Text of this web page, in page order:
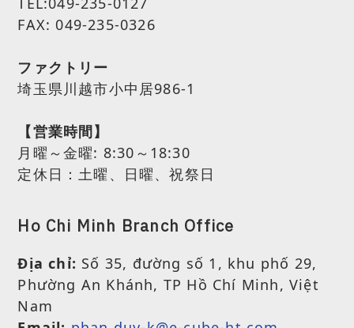
FAX: 049-235-0326
ファクトリー
埼玉県川越市小中居986-1
【営業時間】
月曜～金曜: 8:30～18:30
定休日：土曜、日曜、祝祭日
Ho Chi Minh Branch Office
Địa chỉ: Số 35, đường số 1, khu phố 29,
Phường An Khánh, TP Hồ Chí Minh, Việt
Nam